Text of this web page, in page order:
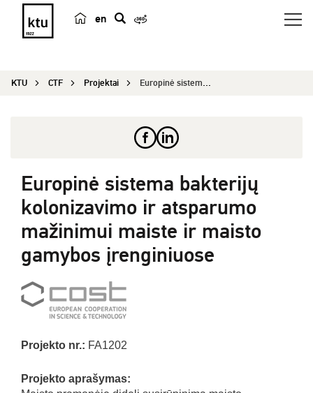
en
e
KTU CTF Projektai Europinė sistema bakterijų kolonizavimo ir atspa...
Europinė sistema bakterijų
kolonizavimo ir atsparumo
mažinimui maiste ir maisto
gamybos įrenginiuose
Projekto nr.: FA1202
Projekto aprašymas: